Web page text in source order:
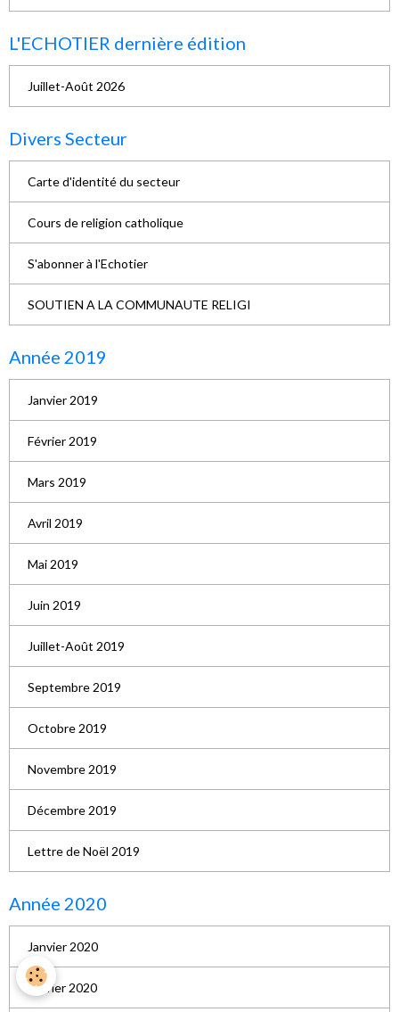
L'ECHOTIER dernière édition
Juillet-Août 2026
Divers Secteur
Carte d'identité du secteur
Cours de religion catholique
S'abonner à l'Echotier
SOUTIEN A LA COMMUNAUTE RELIGI
Année 2019
Janvier 2019
Février 2019
Mars 2019
Avril 2019
Mai 2019
Juin 2019
Juillet-Août 2019
Septembre 2019
Octobre 2019
Novembre 2019
Décembre 2019
Lettre de Noël 2019
Année 2020
Janvier 2020
Février 2020